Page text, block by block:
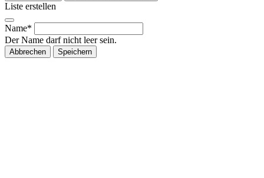
Liste erstellen
Name*
Der Name darf nicht leer sein.
Abbrechen Speichern